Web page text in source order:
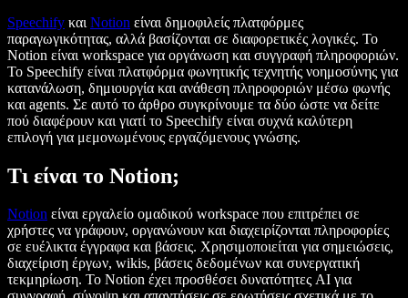
Speechify και Notion είναι δημοφιλείς πλατφόρμες
παραγωγικότητας, αλλά βασίζονται σε διαφορετικές λογικές. Το
Notion είναι workspace για οργάνωση και συγγραφή πληροφοριών.
Το Speechify είναι πλατφόρμα φωνητικής τεχνητής νοημοσύνης για
κατανάλωση, δημιουργία και ανάθεση πληροφοριών μέσω φωνής
και agents. Σε αυτό το άρθρο συγκρίνουμε τα δύο ώστε να δείτε
πού διαφέρουν και γιατί το Speechify είναι συχνά καλύτερη
επιλογή για μεμονωμένους εργαζόμενους γνώσης.
Τι είναι το Notion;
Notion είναι εργαλείο ομαδικού workspace που επιτρέπει σε
χρήστες να γράφουν, οργανώνουν και διαχειρίζονται πληροφορίες
σε ευέλικτα έγγραφα και βάσεις. Χρησιμοποιείται για σημειώσεις,
διαχείριση έργων, wikis, βάσεις δεδομένων και συνεργατική
τεκμηρίωση. Το Notion έχει προσθέσει δυνατότητες AI για